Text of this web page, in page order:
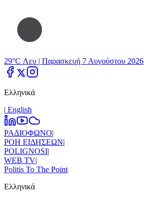
29°C Λευ | Παρασκευή 7 Αυγούστου 2026
Ελληνικά
| Εnglish
ΡΑΔΙΟΦΩΝΟ|
ΡΟΗ ΕΙΔΗΣΕΩΝ|
POLIGNOSI|
WEB TV|
Politis To The Point
Ελληνικά